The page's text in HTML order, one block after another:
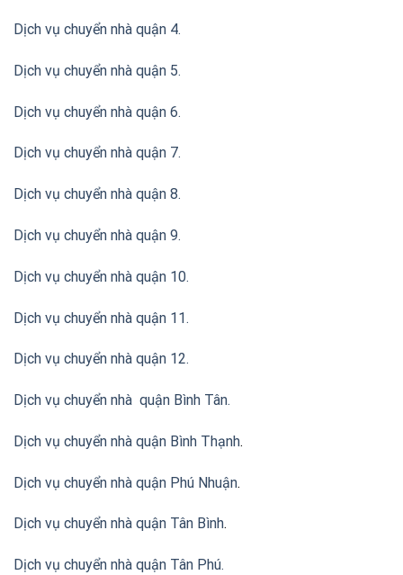
Dịch vụ chuyển nhà quận 4.
Dịch vụ chuyển nhà quận 5.
Dịch vụ chuyển nhà quận 6.
Dịch vụ chuyển nhà quận 7.
Dịch vụ chuyển nhà quận 8.
Dịch vụ chuyển nhà quận 9.
Dịch vụ chuyển nhà quận 10.
Dịch vụ chuyển nhà quận 11.
Dịch vụ chuyển nhà quận 12.
Dịch vụ chuyển nhà quận Bình Tân.
Dịch vụ chuyển nhà quận Bình Thạnh.
Dịch vụ chuyển nhà quận Phú Nhuận.
Dịch vụ chuyển nhà quận Tân Bình.
Dịch vụ chuyển nhà quận Tân Phú.